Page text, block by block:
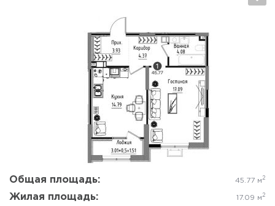
Общая площадь: 45.77 м 2
Жилая площадь: 17.09 м 2
Да, удалить Отмена